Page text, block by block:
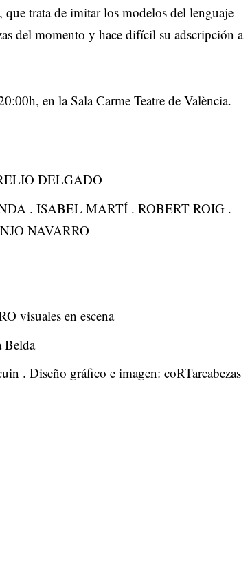
que trata de imitar los modelos del lenguaje
del momento y hace difícil su adscripción a
en la Sala Carme Teatre de València.
DELGADO
. ISABEL MARTÍ . ROBERT ROIG .
NAVARRO
visuales en escena
Belda
. Diseño gráfico e imagen: coRTarcabezas